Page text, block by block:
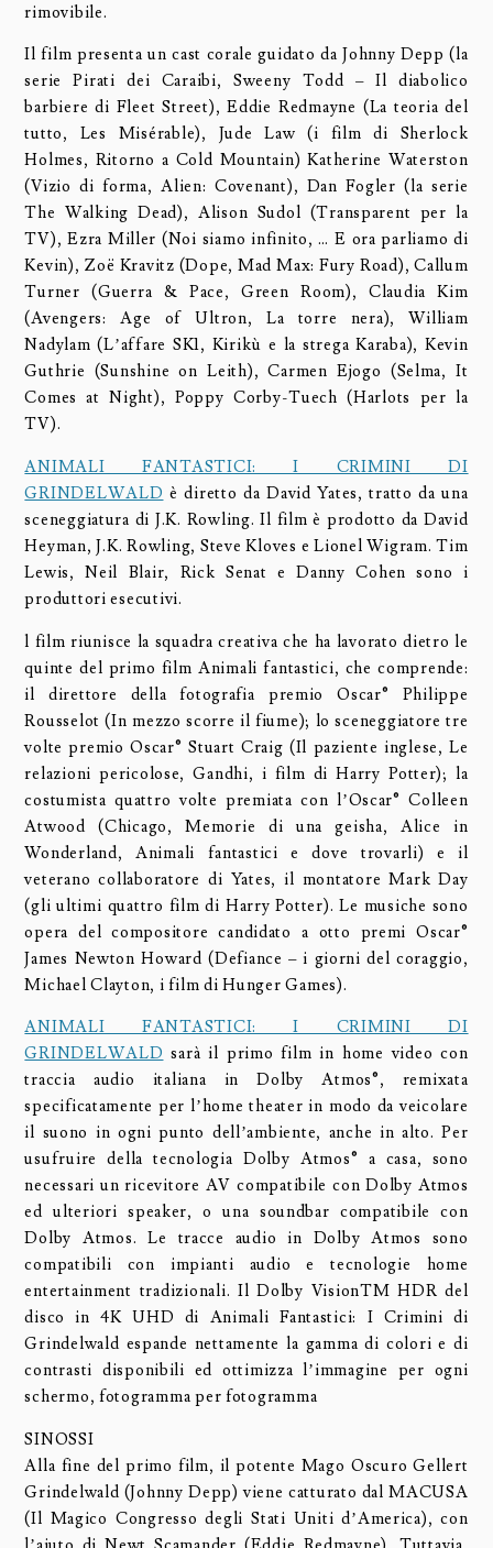
rimovibile.
Il film presenta un cast corale guidato da Johnny Depp (la
serie Pirati dei Caraibi, Sweeny Todd – Il diabolico
barbiere di Fleet Street), Eddie Redmayne (La teoria del
tutto, Les Misérable), Jude Law (i film di Sherlock
Holmes, Ritorno a Cold Mountain) Katherine Waterston
(Vizio di forma, Alien: Covenant), Dan Fogler (la serie
The Walking Dead), Alison Sudol (Transparent per la
TV), Ezra Miller (Noi siamo infinito, … E ora parliamo di
Kevin), Zoë Kravitz (Dope, Mad Max: Fury Road), Callum
Turner (Guerra & Pace, Green Room), Claudia Kim
(Avengers: Age of Ultron, La torre nera), William
Nadylam (L’affare SK1, Kirikù e la strega Karaba), Kevin
Guthrie (Sunshine on Leith), Carmen Ejogo (Selma, It
Comes at Night), Poppy Corby-Tuech (Harlots per la
TV).
ANIMALI FANTASTICI: I CRIMINI DI
GRINDELWALD è diretto da David Yates, tratto da una
sceneggiatura di J.K. Rowling. Il film è prodotto da David
Heyman, J.K. Rowling, Steve Kloves e Lionel Wigram. Tim
Lewis, Neil Blair, Rick Senat e Danny Cohen sono i
produttori esecutivi.
l film riunisce la squadra creativa che ha lavorato dietro le
quinte del primo film Animali fantastici, che comprende:
il direttore della fotografia premio Oscar® Philippe
Rousselot (In mezzo scorre il fiume); lo sceneggiatore tre
volte premio Oscar® Stuart Craig (Il paziente inglese, Le
relazioni pericolose, Gandhi, i film di Harry Potter); la
costumista quattro volte premiata con l’Oscar® Colleen
Atwood (Chicago, Memorie di una geisha, Alice in
Wonderland, Animali fantastici e dove trovarli) e il
veterano collaboratore di Yates, il montatore Mark Day
(gli ultimi quattro film di Harry Potter). Le musiche sono
opera del compositore candidato a otto premi Oscar®
James Newton Howard (Defiance – i giorni del coraggio,
Michael Clayton, i film di Hunger Games).
ANIMALI FANTASTICI: I CRIMINI DI
GRINDELWALD sarà il primo film in home video con
traccia audio italiana in Dolby Atmos®, remixata
specificatamente per l’home theater in modo da veicolare
il suono in ogni punto dell’ambiente, anche in alto. Per
usufruire della tecnologia Dolby Atmos® a casa, sono
necessari un ricevitore AV compatibile con Dolby Atmos
ed ulteriori speaker, o una soundbar compatibile con
Dolby Atmos. Le tracce audio in Dolby Atmos sono
compatibili con impianti audio e tecnologie home
entertainment tradizionali. Il Dolby VisionTM HDR del
disco in 4K UHD di Animali Fantastici: I Crimini di
Grindelwald espande nettamente la gamma di colori e di
contrasti disponibili ed ottimizza l’immagine per ogni
schermo, fotogramma per fotogramma
SINOSSI
Alla fine del primo film, il potente Mago Oscuro Gellert
Grindelwald (Johnny Depp) viene catturato dal MACUSA
(Il Magico Congresso degli Stati Uniti d’America), con